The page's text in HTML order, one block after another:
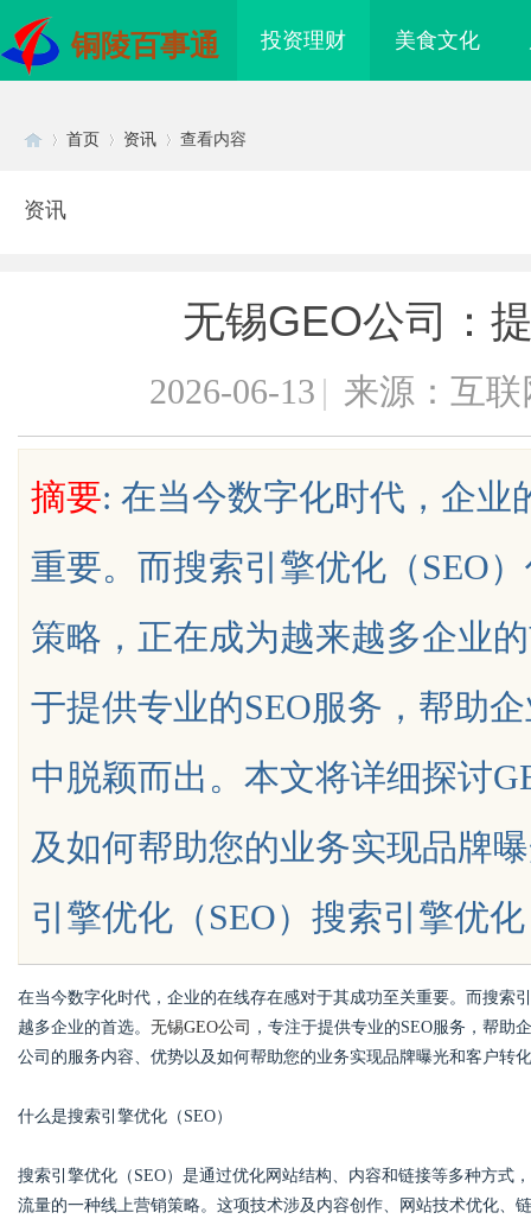
铜陵百事通 投资理财 美食文化
首页 资讯 查看内容
资讯
无锡GEO公司：
2026-06-13 | 来源：互联
摘要: 在当今数字化时代，企业
重要。而搜索引擎优化（SEO
策略，正在成为越来越多企业
于提供专业的SEO服务，帮助
中脱颖而出。本文将详细探讨
及如何帮助您的业务实现品牌
引擎优化（SEO）搜索引擎优
在当今数字化时代，企业的在线存在感对于其成功至关重要。而搜索
越多企业的首选。 无锡GEO公司
，专注于提供专业的SEO服务，帮助
公司的服务内容、优势以及如何帮助您的业务实现品牌曝光和客户转
什么是搜索引擎优化（SEO）
搜索引擎优化（SEO）是通过优化网站结构、内容和链接等多种方式
流量的一种线上营销策略。这项技术涉及内容创作、网站技术优化、